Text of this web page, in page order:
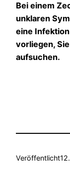
Bei einem
unklaren
eine
vorliegen,
aufsuchen.
Veröffentlicht